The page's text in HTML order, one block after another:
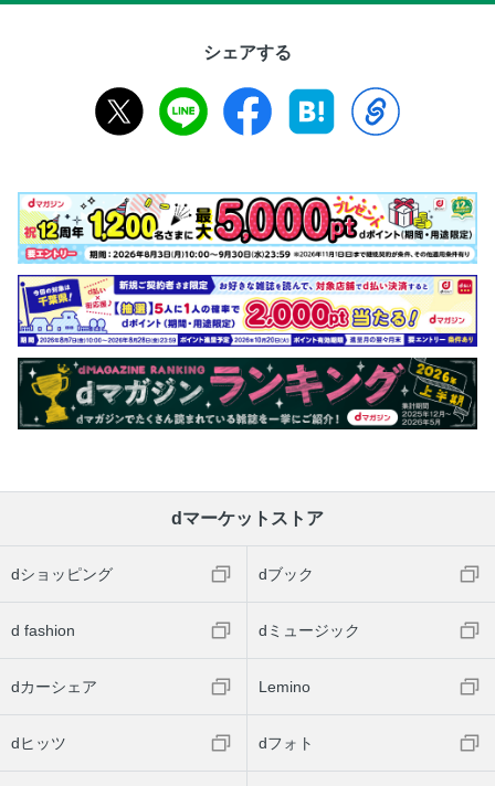
シェアする
dマーケットストア
dショッピング dブック
d fashion dミュージック
dカーシェア Lemino
dヒッツ dフォト